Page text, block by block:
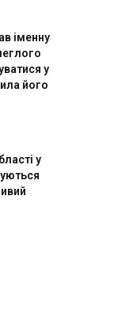
іменну
у
його
у